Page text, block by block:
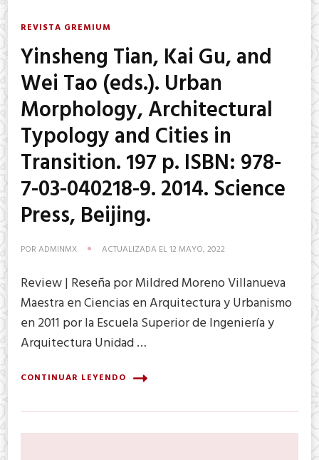
REVISTA GREMIUM
Yinsheng Tian, Kai Gu, and
Wei Tao (eds.). Urban
Morphology, Architectural
Typology and Cities in
Transition. 197 p. ISBN: 978-
7-03-040218-9. 2014. Science
Press, Beijing.
POR ADMINMX ACTUALIZADA EL12 MAYO, 2022
Review | Reseña por Mildred Moreno Villanueva
Maestra en Ciencias en Arquitectura y Urbanismo
en 2011 por la Escuela Superior de Ingeniería y
Arquitectura Unidad …
CONTINUAR LEYENDO